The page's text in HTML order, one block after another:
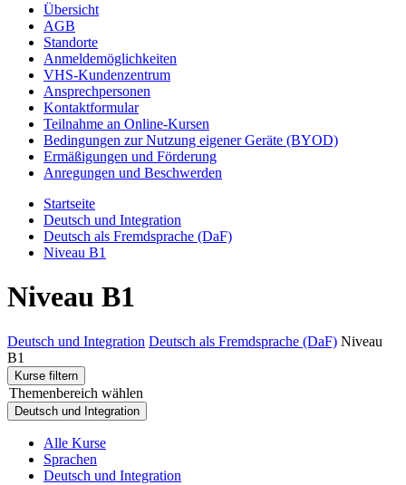
Übersicht
AGB
Standorte
Anmeldemöglichkeiten
VHS-Kundenzentrum
Ansprechpersonen
Kontaktformular
Teilnahme an Online-Kursen
Bedingungen zur Nutzung eigener Geräte (BYOD)
Ermäßigungen und Förderung
Anregungen und Beschwerden
Startseite
Deutsch und Integration
Deutsch als Fremdsprache (DaF)
Niveau B1
Niveau B1
Deutsch und Integration Deutsch als Fremdsprache (DaF) Niveau
B1
Kurse filtern
Themenbereich wählen
Deutsch und Integration
Alle Kurse
Sprachen
Deutsch und Integration